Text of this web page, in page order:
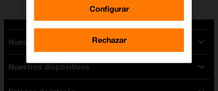
Nuestras tarifas
Tarifas Orange
Tarifas fibra y móvil
Nuestros dispositivos
Configurar
Rechazar